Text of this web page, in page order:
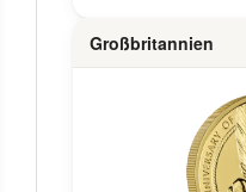
Großbritannien